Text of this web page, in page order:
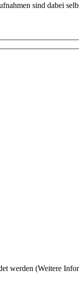
sind dabei
werden (Weitere